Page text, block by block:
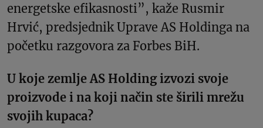
energetske efikasnosti”, kaže Rusmir
Hrvić, predsjednik Uprave AS Holdinga na
početku razgovora za Forbes BiH.
U koje zemlje AS Holding izvozi svoje
proizvode i na koji način ste širili mrežu
svojih kupaca?